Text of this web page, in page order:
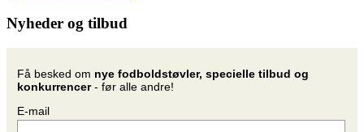
Nyheder og tilbud
Få besked om nye fodboldstøvler, specielle tilbud og
konkurrencer- før alle andre!
E-mail